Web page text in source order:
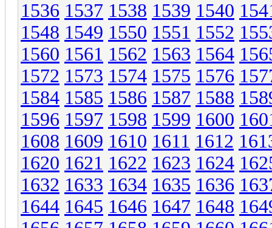
1536 1537 1538 1539 1540
1548 1549 1550 1551 1552
1560 1561 1562 1563 1564
1572 1573 1574 1575 1576
1584 1585 1586 1587 1588
1596 1597 1598 1599 1600
1608 1609 1610 1611 1612
1620 1621 1622 1623 1624
1632 1633 1634 1635 1636
1644 1645 1646 1647 1648